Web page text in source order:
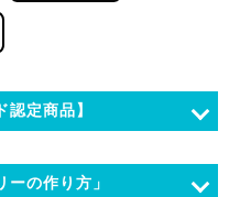
認定商品】
の作り方」